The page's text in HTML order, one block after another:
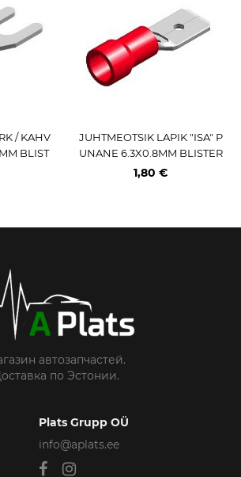
/ KAHV
BLIST
JUHTMEOTSIK LAPIK "ISA" P
UNANE 6.3X0.8MM BLISTER
10TK M+
1,80 €
автозапчастей.
по Эстонии.
Plats Grupp OÜ
info@aplats.ee